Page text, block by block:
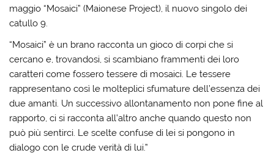
maggio “Mosaici” (Maionese Project), il nuovo singolo dei
catullo 9.
“Mosaici” è un brano racconta un gioco di corpi che si
cercano e, trovandosi, si scambiano frammenti dei loro
caratteri come fossero tessere di mosaici. Le tessere
rappresentano così le molteplici sfumature dell’essenza dei
due amanti. Un successivo allontanamento non pone fine al
rapporto, ci si racconta all’altro anche quando questo non
può più sentirci. Le scelte confuse di lei si pongono in
dialogo con le crude verità di lui.”